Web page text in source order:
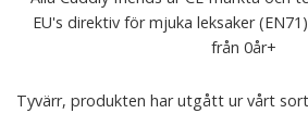
EU's direktiv för mjuka leksaker
från 0år+
Tyvärr, produkten har utgått ur vårt